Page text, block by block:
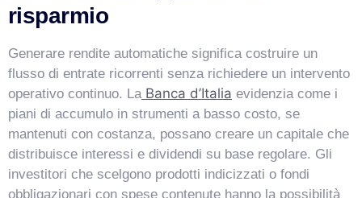
risparmio
Generare rendite automatiche significa costruire un
flusso di entrate ricorrenti senza richiedere un intervento
operativo continuo. La Banca d’Italia evidenzia come i
piani di accumulo in strumenti a basso costo, se
mantenuti con costanza, possano creare un capitale che
distribuisce interessi e dividendi su base regolare. Gli
investitori che scelgono prodotti indicizzati o fondi
obbligazionari con spese contenute hanno la possibilità